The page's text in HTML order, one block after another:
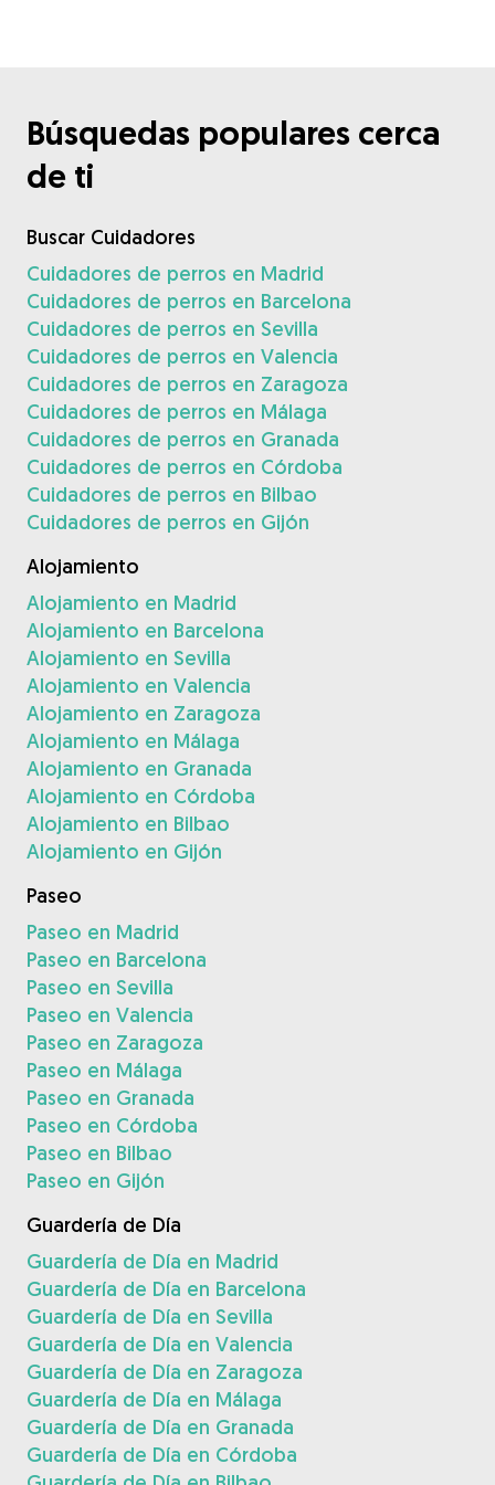
Búsquedas populares cerca
de ti
Buscar Cuidadores
Cuidadores de perros en Madrid
Cuidadores de perros en Barcelona
Cuidadores de perros en Sevilla
Cuidadores de perros en Valencia
Cuidadores de perros en Zaragoza
Cuidadores de perros en Málaga
Cuidadores de perros en Granada
Cuidadores de perros en Córdoba
Cuidadores de perros en Bilbao
Cuidadores de perros en Gijón
Alojamiento
Alojamiento en Madrid
Alojamiento en Barcelona
Alojamiento en Sevilla
Alojamiento en Valencia
Alojamiento en Zaragoza
Alojamiento en Málaga
Alojamiento en Granada
Alojamiento en Córdoba
Alojamiento en Bilbao
Alojamiento en Gijón
Paseo
Paseo en Madrid
Paseo en Barcelona
Paseo en Sevilla
Paseo en Valencia
Paseo en Zaragoza
Paseo en Málaga
Paseo en Granada
Paseo en Córdoba
Paseo en Bilbao
Paseo en Gijón
Guardería de Día
Guardería de Día en Madrid
Guardería de Día en Barcelona
Guardería de Día en Sevilla
Guardería de Día en Valencia
Guardería de Día en Zaragoza
Guardería de Día en Málaga
Guardería de Día en Granada
Guardería de Día en Córdoba